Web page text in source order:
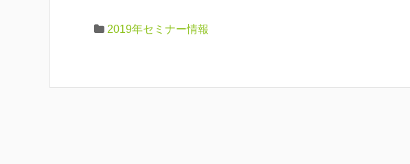
2019年セミナー情報